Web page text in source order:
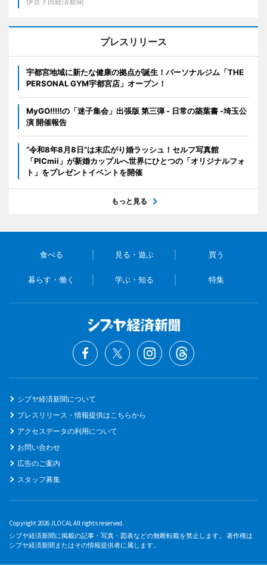
プレスリリース
宇都宮地域に新たな健康の拠点が誕生！パーソナルジム「THE
PERSONAL GYM宇都宮店」オープン！
MyGO!!!!!の「迷子集会」出張版 第三弾 - 日常の築葉書 -埼玉公
演 開催報告
“令和8年8月8日”は末広がり婚ラッシュ！セルフ写真館
「PICmii」が新婚カップルへ世界にひとつの「オリジナルフォ
ト」をプレゼントイベントを開催
もっと見る
食べる 見る・遊ぶ 買う
暮らす・働く 学ぶ・知る 特集
シブヤ経済新聞について
プレスリリース・情報提供はこちらから
アクセスデータの利用について
お問い合わせ
広告のご案内
スタッフ募集
Copyright 2026 JLOCAL All rights reserved.
シブヤ経済新聞に掲載の記事・写真・図表などの無断転載を禁止します。 著作権は
シブヤ経済新聞またはその情報提供者に属します。